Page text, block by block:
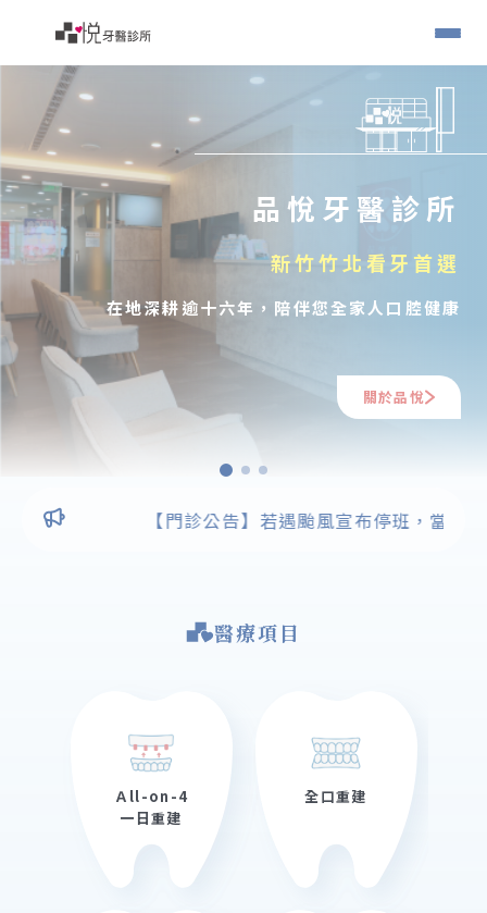
品悅牙醫診所
新竹竹北看牙首選
在地深耕逾十六年，陪伴您全家人口腔健康
關於品悅
【門診公告】若遇颱風宣布停班，當日門診異
醫療項目
Ａll-on-4
一日重建
全口重建